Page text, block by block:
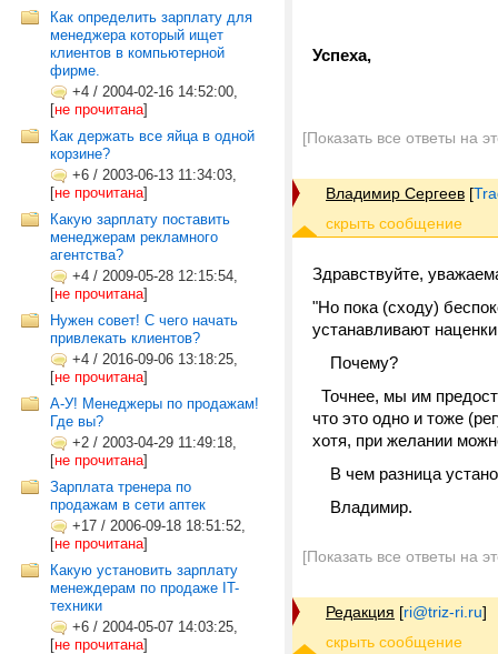
Как определить зарплату для
менеджера который ищет
клиентов в компьютерной
фирме.
+4 / 2004-02-16 14:52:00,
[не прочитана]
Как держать все яйца в одной
корзине?
+6 / 2003-06-13 11:34:03,
[не прочитана]
Какую зарплату поставить
менеджерам рекламного
агентства?
+4 / 2009-05-28 12:15:54,
[не прочитана]
Нужен совет! С чего начать
привлекать клиентов?
+4 / 2016-09-06 13:18:25,
[не прочитана]
А-У! Менеджеры по продажам!
Где вы?
+2 / 2003-04-29 11:49:18,
[не прочитана]
Зарплата тренера по
продажам в сети аптек
+17 / 2006-09-18 18:51:52,
[не прочитана]
Какую установить зарплату
менеждерам по продаже IT-
техники
+6 / 2004-05-07 14:03:25,
[не прочитана]
Успеха,
[Показать все ответы на
Владимир Сергеев [
Здравствуйте,
"Но пока (сходу)
устанавливают
Почему?
Точнее, мы им
что это одно и тоже
хотя, при желании
В чем разница
Владимир.
[Показать все ответы на
Редакция [ri@triz-ri.ru]